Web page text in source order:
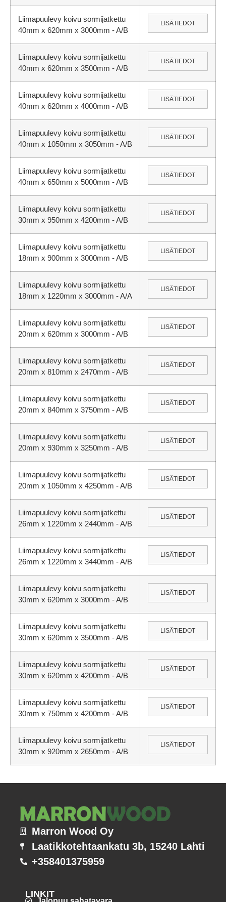
Liimapuulevy koivu sormijatkettu
40mm x 620mm x 3000mm - A/B
LISÄTIEDOT
Liimapuulevy koivu sormijatkettu
40mm x 620mm x 3500mm - A/B
LISÄTIEDOT
Liimapuulevy koivu sormijatkettu
40mm x 620mm x 4000mm - A/B
LISÄTIEDOT
Liimapuulevy koivu sormijatkettu
40mm x 1050mm x 3050mm - A/B
LISÄTIEDOT
Liimapuulevy koivu sormijatkettu
40mm x 650mm x 5000mm - A/B
LISÄTIEDOT
Liimapuulevy koivu sormijatkettu
30mm x 950mm x 4200mm - A/B
LISÄTIEDOT
Liimapuulevy koivu sormijatkettu
18mm x 900mm x 3000mm - A/B
LISÄTIEDOT
Liimapuulevy koivu sormijatkettu
18mm x 1220mm x 3000mm - A/A
LISÄTIEDOT
Liimapuulevy koivu sormijatkettu
20mm x 620mm x 3000mm - A/B
LISÄTIEDOT
Liimapuulevy koivu sormijatkettu
20mm x 810mm x 2470mm - A/B
LISÄTIEDOT
Liimapuulevy koivu sormijatkettu
20mm x 840mm x 3750mm - A/B
LISÄTIEDOT
Liimapuulevy koivu sormijatkettu
20mm x 930mm x 3250mm - A/B
LISÄTIEDOT
Liimapuulevy koivu sormijatkettu
20mm x 1050mm x 4250mm - A/B
LISÄTIEDOT
Liimapuulevy koivu sormijatkettu
26mm x 1220mm x 2440mm - A/B
LISÄTIEDOT
Liimapuulevy koivu sormijatkettu
26mm x 1220mm x 3440mm - A/B
LISÄTIEDOT
Liimapuulevy koivu sormijatkettu
30mm x 620mm x 3000mm - A/B
LISÄTIEDOT
Liimapuulevy koivu sormijatkettu
30mm x 620mm x 3500mm - A/B
LISÄTIEDOT
Liimapuulevy koivu sormijatkettu
30mm x 620mm x 4200mm - A/B
LISÄTIEDOT
Liimapuulevy koivu sormijatkettu
30mm x 750mm x 4200mm - A/B
LISÄTIEDOT
Liimapuulevy koivu sormijatkettu
30mm x 920mm x 2650mm - A/B
LISÄTIEDOT
Marron Wood Oy
Laatikkotehtaankatu 3b, 15240 Lahti
+358401375959
LINKIT